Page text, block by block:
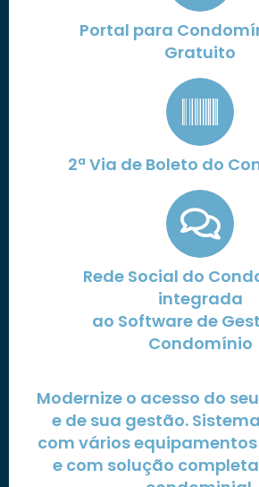
Portal para
Gratuito
2ª Via de Boleto do
Rede Social do
integrada
ao Software de
Condomínio
Modernize o acesso do
e de sua gestão.
com vários
e com solução